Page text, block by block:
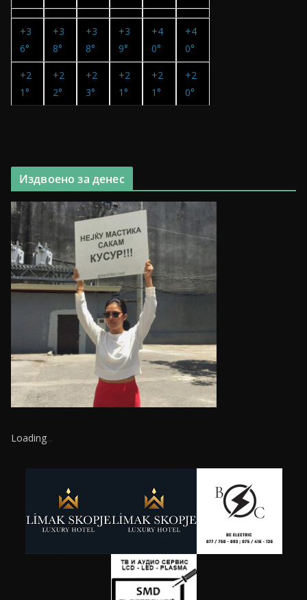
+3
6°
+3
8°
+3
8°
+3
9°
+4
0°
+4
0°
+2
1°
+2
2°
+2
3°
+2
1°
+2
1°
+2
0°
Издвоено за денес
Loading...